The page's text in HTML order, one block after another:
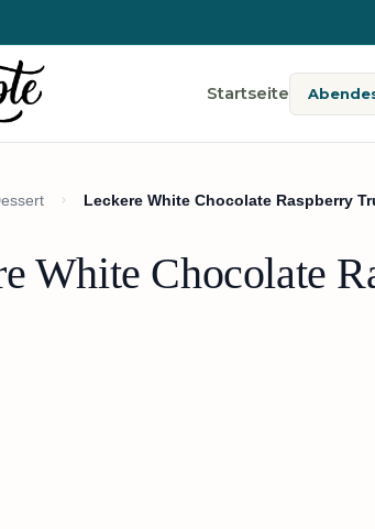
Startseite
Leckere White Chocolate Raspberry
White Chocolate